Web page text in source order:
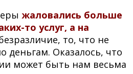
жаловались больше
то услуг, а на
то, что не
деньгам. Оказалось, что
может быть нам весьма